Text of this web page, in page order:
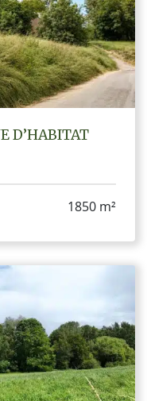
D’HABITAT
1850 m²